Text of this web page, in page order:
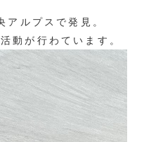
ルプスで発見。
動が行わています。